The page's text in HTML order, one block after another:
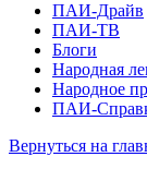
ПАИ-Драйв
ПАИ-ТВ
Блоги
Народная
Народное
ПАИ-
Вернуться на